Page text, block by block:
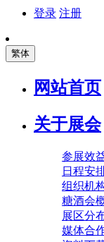
登录 注册
繁体
网站首页
关于展会
参展效
日程安
组织机
糖酒会
展区分
媒体合